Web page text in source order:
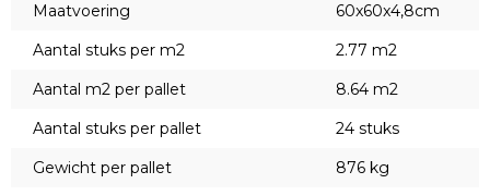
Maatvoering
60x60x4,8cm
Aantal stuks per m2
2.77 m2
Aantal m2 per pallet
8.64 m2
Aantal stuks per pallet
24 stuks
Gewicht per pallet
876 kg